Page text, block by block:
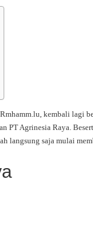
kembali lagi
PT Agrinesia Raya.
langsung saja mulai